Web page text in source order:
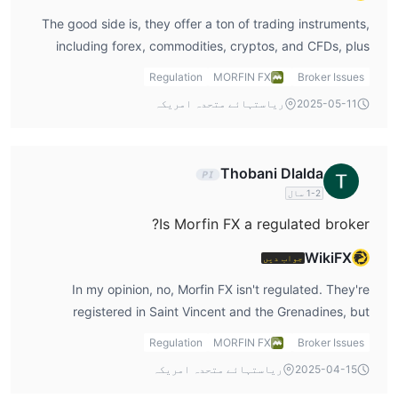
The good side is, they offer a ton of trading instruments,
including forex, commodities, cryptos, and CFDs, plus
their zero-commission model is a nice touch for lowering
no clear options for demo or Islamic accounts. That might
Broker Issues
MORFIN FX
Regulation
2025-05-11
ریاستہائے متحدہ امریکہ
Thobani Dlalda
1-2 سال
Is Morfin FX a regulated broker?
WikiFX جواب دیں
In my opinion, no, Morfin FX isn't regulated. They're
registered in Saint Vincent and the Grenadines, but
honestly, this jurisdiction doesn't have a solid financial
without regulation, I wouldn’t feel confident about the
Broker Issues
MORFIN FX
Regulation
2025-04-15
ریاستہائے متحدہ امریکہ